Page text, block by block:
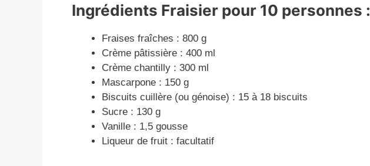
Ingrédients Fraisier pour 10 personnes :
Fraises fraîches : 800 g
Crème pâtissière : 400 ml
Crème chantilly : 300 ml
Mascarpone : 150 g
Biscuits cuillère (ou génoise) : 15 à 18 biscuits
Sucre : 130 g
Vanille : 1,5 gousse
Liqueur de fruit : facultatif